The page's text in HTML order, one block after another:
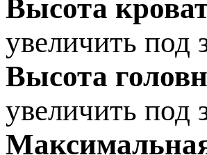
Высота
увеличить под
Высота
увеличить под